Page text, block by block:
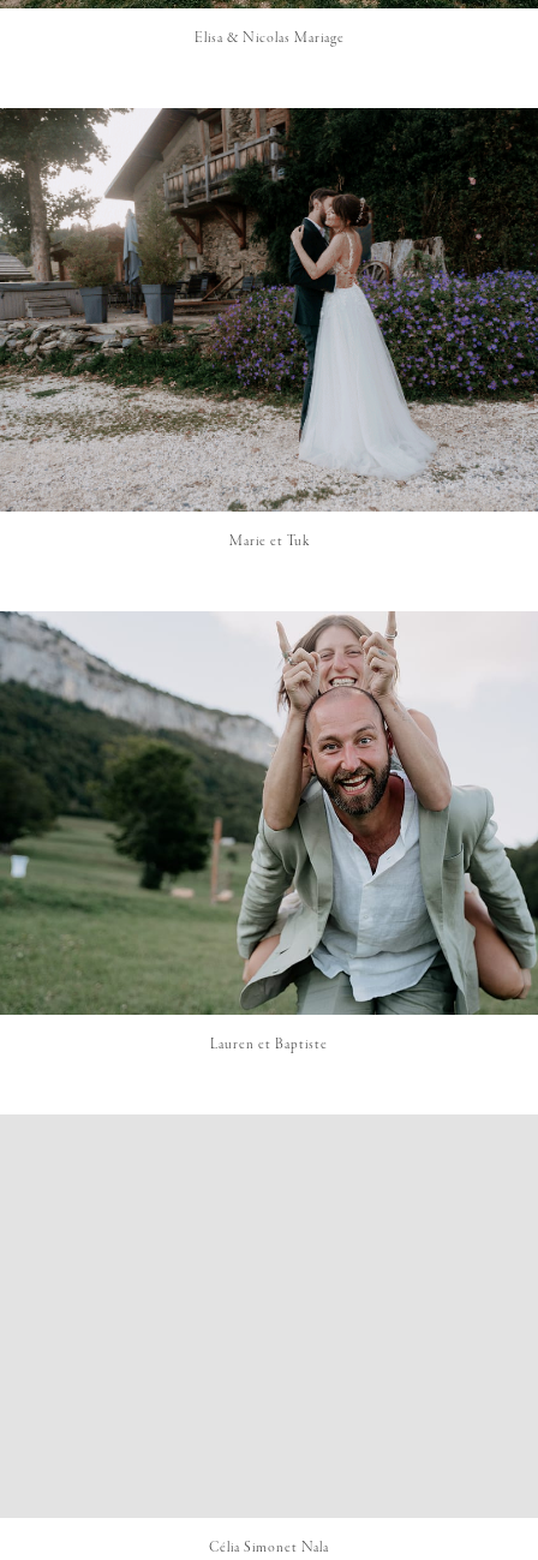
Elisa & Nicolas Mariage
Marie et Tuk
Lauren et Baptiste
Célia Simonet Nala